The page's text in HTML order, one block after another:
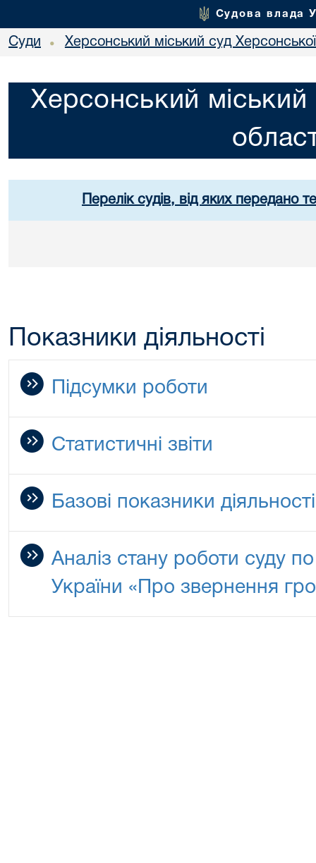
Судова влада
Суди • Херсонський міський суд Херсонської
Херсонський міський
Перелік судів, від яких передано
Показники діяльності
Підсумки роботи
Статистичні звіти
Базові показники
Аналіз стану роботи суду
України «Про звернення